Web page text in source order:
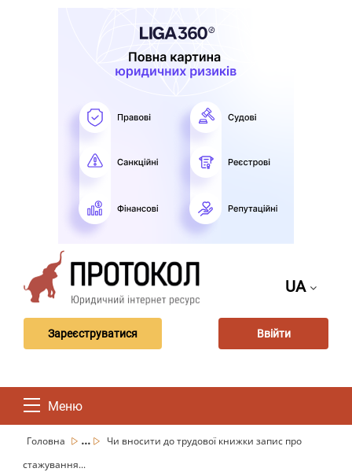
UA
Зареєструватися Ввійти
Меню
Головна ...
Чи вносити до трудової книжки запис про
стажування...